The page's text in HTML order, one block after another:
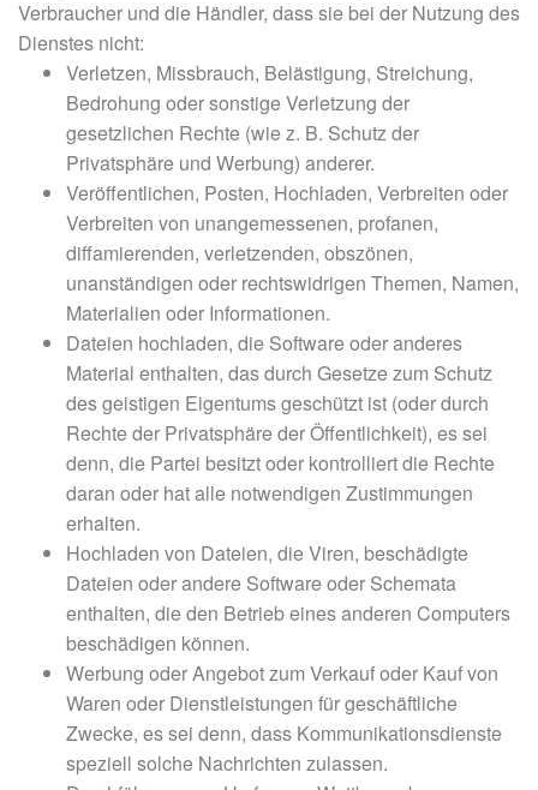
Verbraucher und die Händler, dass sie bei der Nutzung des
Dienstes nicht:
Verletzen, Missbrauch, Belästigung, Streichung,
Bedrohung oder sonstige Verletzung der
gesetzlichen Rechte (wie z. B. Schutz der
Privatsphäre und Werbung) anderer.
Veröffentlichen, Posten, Hochladen, Verbreiten oder
Verbreiten von unangemessenen, profanen,
diffamierenden, verletzenden, obszönen,
unanständigen oder rechtswidrigen Themen, Namen,
Materialien oder Informationen.
Dateien hochladen, die Software oder anderes
Material enthalten, das durch Gesetze zum Schutz
des geistigen Eigentums geschützt ist (oder durch
Rechte der Privatsphäre der Öffentlichkeit), es sei
denn, die Partei besitzt oder kontrolliert die Rechte
daran oder hat alle notwendigen Zustimmungen
erhalten.
Hochladen von Dateien, die Viren, beschädigte
Dateien oder andere Software oder Schemata
enthalten, die den Betrieb eines anderen Computers
beschädigen können.
Werbung oder Angebot zum Verkauf oder Kauf von
Waren oder Dienstleistungen für geschäftliche
Zwecke, es sei denn, dass Kommunikationsdienste
speziell solche Nachrichten zulassen.